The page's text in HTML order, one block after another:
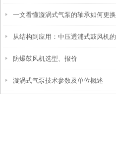
一文看懂漩涡式气泵的轴承如何更换
从结构到应用：中压透浦式鼓风机的
特点与使用指南
防爆鼓风机选型、报价
漩涡式气泵技术参数及单位概述